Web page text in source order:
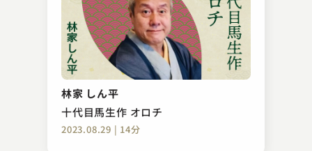
林家 しん平
十代目馬生作 オロチ
2023.08.29 | 14分
三遊亭 遊史郎
権助提灯
2024.05.07 | 15分